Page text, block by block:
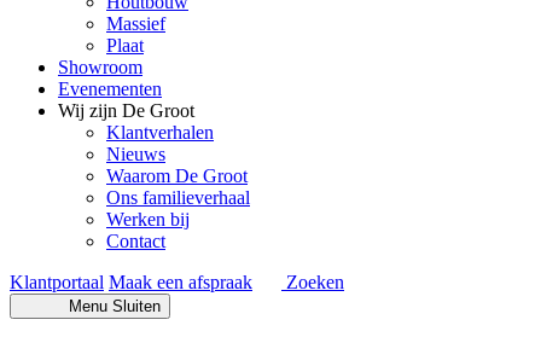
Massief
Plaat
Showroom
Evenementen
Wij zijn De Groot
Klantverhalen
Nieuws
Waarom De Groot
Ons familieverhaal
Werken bij
Contact
Klantportaal Maak een afspraak Zoeken
Menu Sluiten